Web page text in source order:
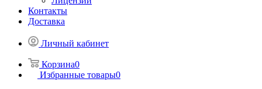
Контакты
Доставка
Личный кабинет
Корзина0
Избранные товары0